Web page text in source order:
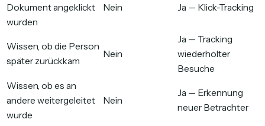
Dokument angeklickt
wurden
Nein Ja — Klick-Tracking
Wissen, ob die Person
später zurückkam
Nein
Ja — Tracking
wiederholter
Besuche
Wissen, ob es an
andere weitergeleitet
wurde
Nein
Ja — Erkennung
neuer Betrachter